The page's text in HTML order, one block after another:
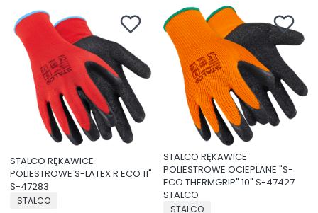
STALCO RĘKAWICE
POLIESTROWE S-LATEX R ECO 11"
S-47283
PRODUCENT
STALCO
STALCO RĘKAWICE
POLIESTROWE OCIEPLANE "S-
ECO THERMGRIP" 10" S-47427
STALCO
PRODUCENT
STALCO